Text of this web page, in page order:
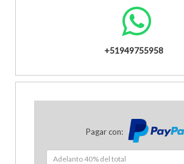
+51949755958
Pagar con: